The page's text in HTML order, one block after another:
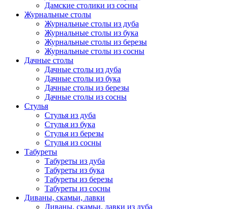
Дамские столики из сосны
Журнальные столы
Журнальные столы из дуба
Журнальные столы из бука
Журнальные столы из березы
Журнальные столы из сосны
Дачные столы
Дачные столы из дуба
Дачные столы из бука
Дачные столы из березы
Дачные столы из сосны
Стулья
Стулья из дуба
Стулья из бука
Стулья из березы
Стулья из сосны
Табуреты
Табуреты из дуба
Табуреты из бука
Табуреты из березы
Табуреты из сосны
Диваны, скамьи, лавки
Диваны, скамьи, лавки из дуба